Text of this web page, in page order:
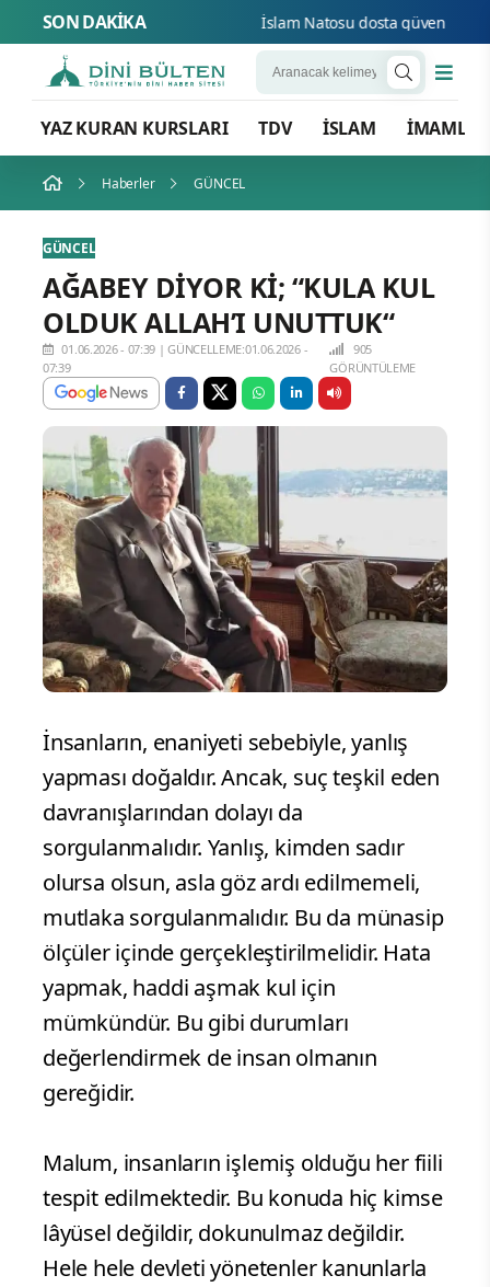
SON DAKİKA İslam Natosu dosta güven
YAZ KURAN KURSLARI TDV İSLAM İMAMLAR
Haberler GÜNCEL
GÜNCEL
AĞABEY DİYOR Kİ; “KULA KUL
OLDUK ALLAH’I UNUTTUK“
01.06.2026 - 07:39 |GÜNCELLEME:01.06.2026 -
07:39
905
GÖRÜNTÜLEME
İnsanların, enaniyeti sebebiyle, yanlış
yapması doğaldır. Ancak, suç teşkil eden
davranışlarından dolayı da
sorgulanmalıdır. Yanlış, kimden sadır
olursa olsun, asla göz ardı edilmemeli,
mutlaka sorgulanmalıdır. Bu da münasip
ölçüler içinde gerçekleştirilmelidir. Hata
yapmak, haddi aşmak kul için
mümkündür. Bu gibi durumları
değerlendirmek de insan olmanın
gereğidir.
Malum, insanların işlemiş olduğu her fiili
tespit edilmektedir. Bu konuda hiç kimse
lâyüsel değildir, dokunulmaz değildir.
Hele hele devleti yönetenler kanunlarla